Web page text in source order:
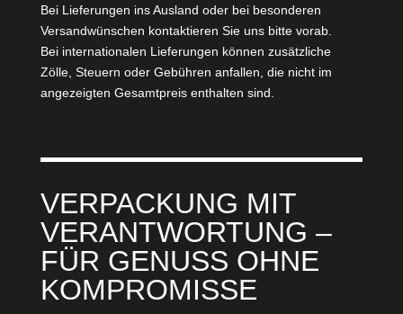
Bei Lieferungen ins Ausland oder bei besonderen
Versandwünschen kontaktieren Sie uns bitte vorab.
Bei internationalen Lieferungen können zusätzliche
Zölle, Steuern oder Gebühren anfallen, die nicht im
angezeigten Gesamtpreis enthalten sind.
VERPACKUNG MIT
VERANTWORTUNG –
FÜR GENUSS OHNE
KOMPROMISSE